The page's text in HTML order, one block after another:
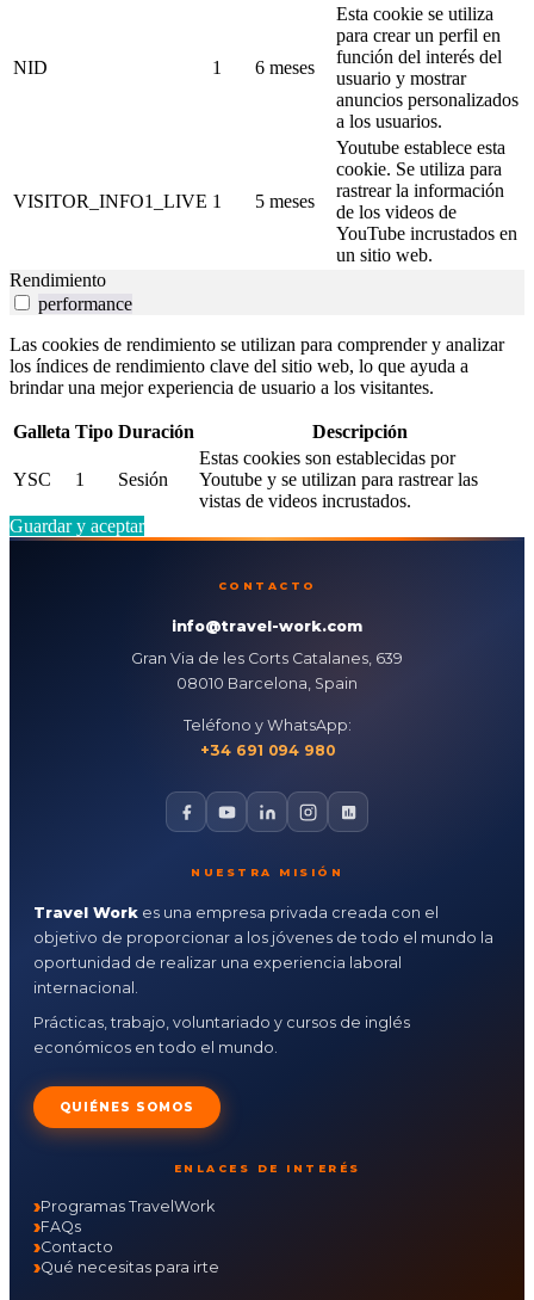
NID 1 6 meses
Esta cookie se utiliza
para crear un perfil en
función del interés del
usuario y mostrar
anuncios personalizados
a los usuarios.
VISITOR_INFO1_LIVE 1 5 meses
Youtube establece esta
cookie. Se utiliza para
rastrear la información
de los videos de
YouTube incrustados en
un sitio web.
Rendimiento
performance
Las cookies de rendimiento se utilizan para comprender y analizar
los índices de rendimiento clave del sitio web, lo que ayuda a
brindar una mejor experiencia de usuario a los visitantes.
Galleta Tipo Duración Descripción
YSC 1 Sesión
Estas cookies son establecidas por
Youtube y se utilizan para rastrear las
vistas de videos incrustados.
Guardar y aceptar
CONTACTO
info@travel-work.com
Gran Via de les Corts Catalanes, 639
08010 Barcelona, Spain
Teléfono y WhatsApp:
+34 691 094 980
NUESTRA MISIÓN
Travel Work es una empresa privada creada con el
objetivo de proporcionar a los jóvenes de todo el mundo la
oportunidad de realizar una experiencia laboral
internacional.
Prácticas, trabajo, voluntariado y cursos de inglés
económicos en todo el mundo.
QUIÉNES SOMOS
ENLACES DE INTERÉS
Programas TravelWork
FAQs
Contacto
Qué necesitas para irte